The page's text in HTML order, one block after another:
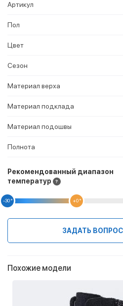
Артикул
Пол
Цвет
Сезон
Материал верха
Материал подклада
Материал подошвы
Полнота
Рекомендованный диапазон
температур
-30 ° +0 °
ЗАДАТЬ
Похожие модели